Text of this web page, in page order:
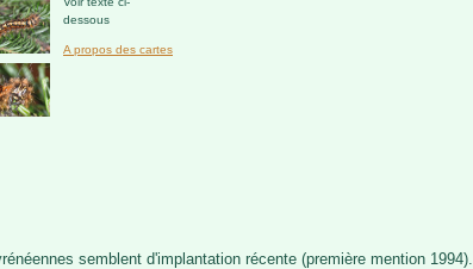
dessous
A propos des cartes
semblent d'implantation récente (première mention 1994).